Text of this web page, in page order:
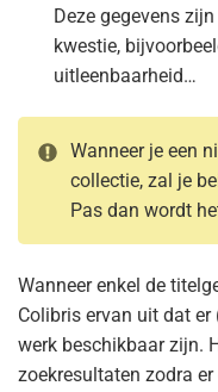
Deze gegevens
kwestie,
uitleenbaarheid…
Wanneer je een
collectie, zal je
Pas dan wordt
Wanneer enkel de
Colibris ervan uit dat
werk beschikbaar zijn.
zoekresultaten zodra